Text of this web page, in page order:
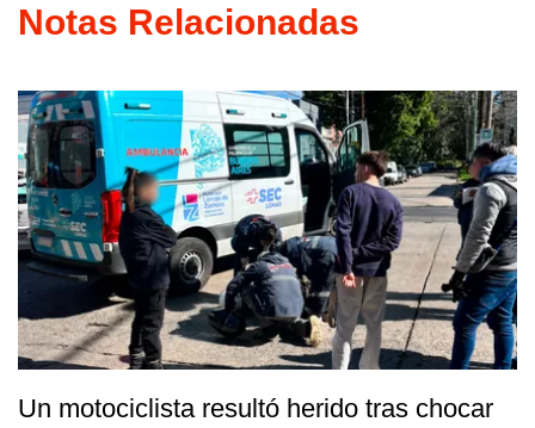
Notas Relacionadas
Un motociclista resultó herido tras chocar